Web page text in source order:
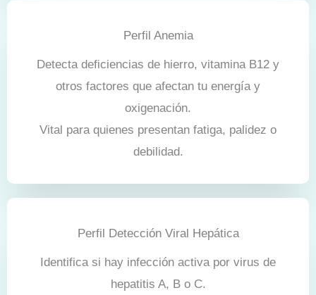
Perfil Anemia
Detecta deficiencias de hierro, vitamina B12 y
otros factores que afectan tu energía y
oxigenación.
Vital para quienes presentan fatiga, palidez o
debilidad.
Perfil Detección Viral Hepática
Identifica si hay infección activa por virus de
hepatitis A, B o C.